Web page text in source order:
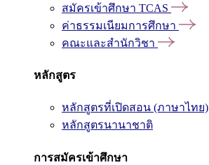
สมัครเข้าศึกษา TCAS
ค่าธรรมเนียมการศึกษา
คณะและสำนักวิชา
หลักสูตร
หลักสูตรที่เปิดสอน (ภาษาไทย)
หลักสูตรนานาชาติ
การสมัครเข้าศึกษา